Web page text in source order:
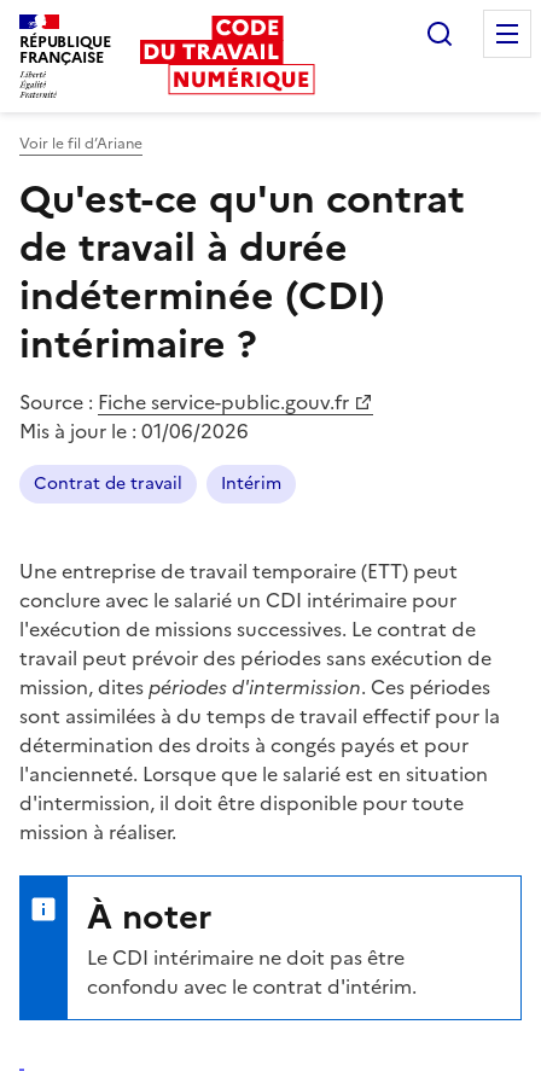
RÉPUBLIQUE
FRANÇAISE
Voir le fil d’Ariane
Qu'est-ce qu'un contrat
de travail à durée
indéterminée (CDI)
intérimaire ?
Source : Fiche service-public.gouv.fr
Mis à jour le : 01/06/2026
Contrat de travail Intérim
Une entreprise de travail temporaire (ETT) peut
conclure avec le salarié un CDI intérimaire pour
l'exécution de missions successives. Le contrat de
travail peut prévoir des périodes sans exécution de
mission, ditespériodes d'intermission. Ces périodes
sont assimilées à du temps de travail effectifpour la
détermination des droits à congés payés et pour
l'ancienneté. Lorsque que le salarié est en situation
d'intermission, il doit être disponible pour toute
mission à réaliser.
À noter
Le CDI intérimaire ne doit pas être
confondu avec lecontrat d'intérim.